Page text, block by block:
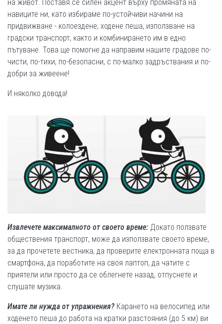
на живот. Поставя се силен акцент върху промяната на
навиците ни, като избираме по-устойчиви начини на
придвижване - колоездене, ходене пеша, използване на
градски транспорт, както и комбинирането им в едно
пътуване. Това ще помогне да направим нашите градове по-
чисти, по-тихи, по-безопасни, с по-малко задръствания и по-
добри за живеене!
И няколко довода!
Извлечете максималното от своето време: Докато ползвате
обществения транспорт, може да използвате своето време,
за да прочетете вестника, да проверите електронната поща в
смартфона, да поработите на своя лаптоп, да чатите с
приятели или просто да се облегнете назад, отпуснете и
слушате музика.
Имате ли нужда от упражнения? Карането на велосипед или
ходенето пеша до работа на кратки разстояния (до 5 км) ви